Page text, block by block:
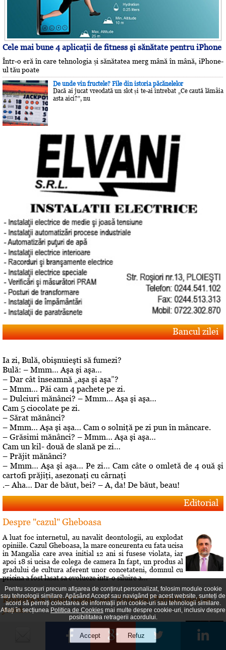
Cele mai bune 4 aplicaţii de fitness şi sănătate pentru iPhone
Într-o eră în care tehnologia și sănătatea merg mână în mână, iPhone-
ul tău poate
De unde vin fructele? File din istoria păcănelelor
Dacă ai jucat vreodată un slot și te-ai întrebat „Ce caută lămâia
asta aici?”, nu
Bancul zilei
Ia zi, Bulă, obişnuieşti să fumezi?
Bulă: – Mmm… Aşa şi aşa…
– Dar cât înseamnă „aşa şi aşa”?
– Mmm… Păi cam 4 pachete pe zi.
– Dulciuri mănânci? – Mmm… Aşa şi aşa…
Cam 5 ciocolate pe zi.
– Sărat mănânci?
– Mmm… Aşa şi aşa… Cam o solniţă pe zi pun în mâncare.
– Grăsimi mănânci? – Mmm… Aşa şi aşa…
Cam un kil- două de slană pe zi…
– Prăjit mănânci?
– Mmm… Aşa şi aşa… Pe zi… Cam câte o omletă de 4 ouă şi
cartofi prăjiţi, asezonaţi cu cârnaţi
.– Aha… Dar de băut, bei? – A, da! De băut, beau!
Editorial
Despre "cazul" Gheboasa
A luat foc internetul, au navalit deontologii, au explodat
opiniile. Cazul Gheboasa, la mare concurenta cu fata ucisa
in Mangalia care avea initial 12 ani si fusese violata, iar
apoi 18 si ucisa de colega de camera In fapt, un produs al
gradului de cultura aferent unor concetateni, domnul cu
pricina a fost lasat sa evolueze intr-o siluire a...
Roberta vs Volo! Game, set: Roberta! Partida încă se
joacă...
sunt vechi. Certurile dintre ei durează mult şi foarte greu
vreun cunoscut reuşeşte să îi facă să comunice din nou.
Pentru scopuri precum afișarea de conținut personalizat, folosim module cookie
sau tehnologii similare. Apăsând Accept sau navigând pe acest website, sunteți de
acord să permiți colectarea de informații prin cookie-uri sau tehnologii similare.
Aflați în secțiunea Politica de Cookies mai multe despre cookie-uri, inclusiv despre
posibilitatea retragerii acordului.